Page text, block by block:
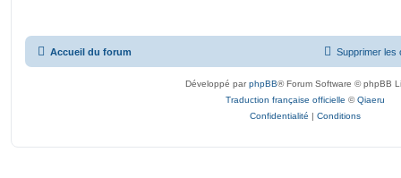
Accueil du forum Supprimer les
Développé parphpBB® Forum Software © phpBB
Traduction française officielle ©Qiaeru
Confidentialité | Conditions